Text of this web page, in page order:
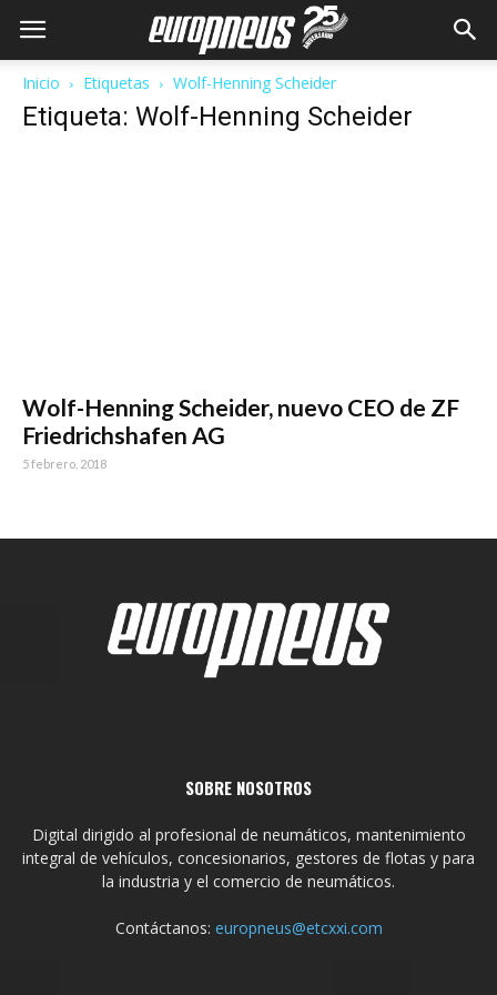
Inicio Etiquetas Wolf-Henning Scheider
Etiqueta: Wolf-Henning Scheider
Wolf-Henning Scheider, nuevo CEO de ZF
Friedrichshafen AG
5 febrero, 2018
SOBRE NOSOTROS
Digital dirigido al profesional de neumáticos, mantenimiento
integral de vehículos, concesionarios, gestores de flotas y para
la industria y el comercio de neumáticos.
Contáctanos: europneus@etcxxi.com